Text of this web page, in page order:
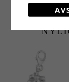
CHANTI-pris 368,-